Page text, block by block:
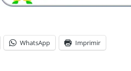
WhatsApp Imprimir